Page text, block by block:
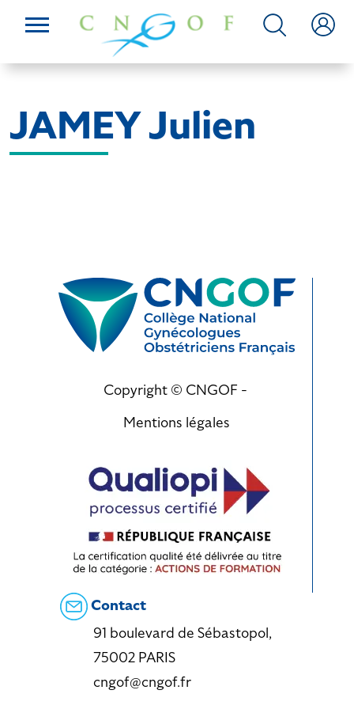
JAMEY Julien
Copyright © CNGOF -
Mentions légales
Contact
91 boulevard de Sébastopol,
75002 PARIS
cngof@cngof.fr